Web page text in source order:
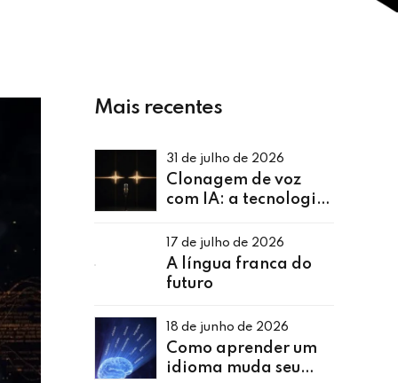
Mais recentes
31 de julho de 2026
Clonagem de voz
com IA: a tecnologia
17 de julho de 2026
A língua franca do
futuro
18 de junho de 2026
Como aprender um
idioma muda seu